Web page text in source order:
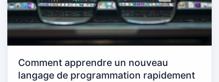
Comment apprendre un nouveau
langage de programmation rapidement